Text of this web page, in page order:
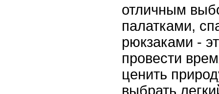
отличным
палатками,
рюкзаками -
провести
ценить
выбрать